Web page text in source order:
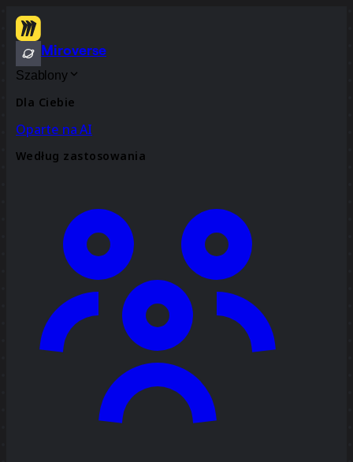
Miroverse
Szablony
Dla Ciebie
Oparte na AI
Według zastosowania